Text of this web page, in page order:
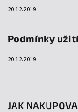
20.12.2019
Podmínky
20.12.2019
JAK